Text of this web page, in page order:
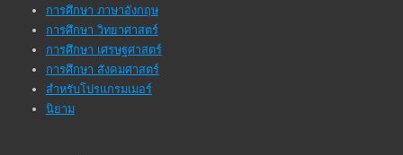
การศึกษา ภาษาอังกฤษ
การศึกษา วิทยาศาสตร์
การศึกษา เศรษฐศาสตร์
การศึกษา สังคมศาสตร์
สำหรับโปรแกรมเมอร์
นิยาม